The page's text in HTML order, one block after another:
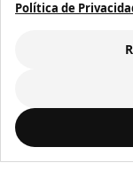
Política de
R$ 23,28
Verificada por
Todos os
COMÉRCIO
Rua Bresser, 736